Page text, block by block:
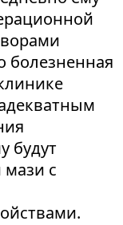
болезненная
будут
с